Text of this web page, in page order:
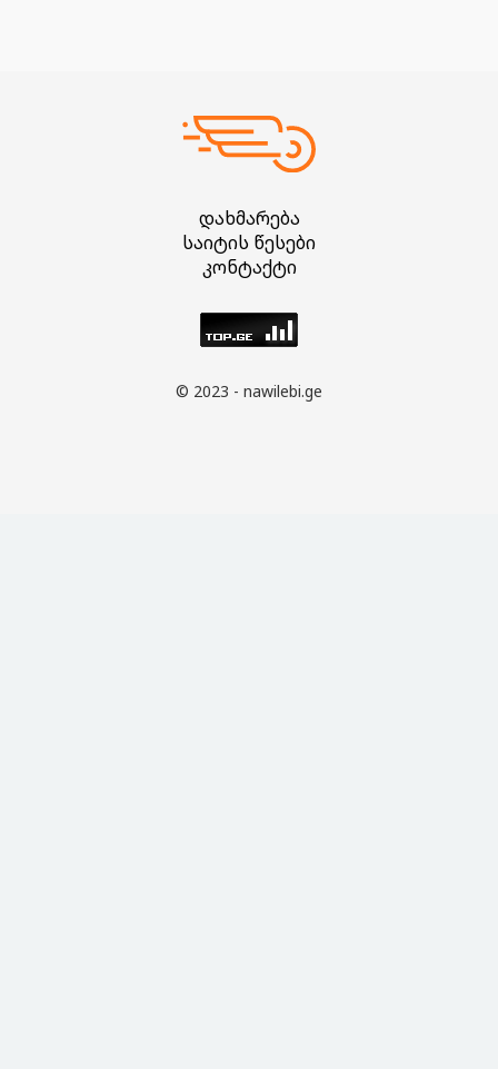
დახმარება
საიტის წესები
კონტაქტი
© 2023 - nawilebi.ge